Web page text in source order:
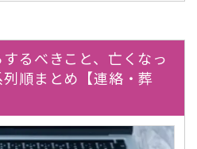
るべきこと、亡くなっ
順まとめ【連絡・葬